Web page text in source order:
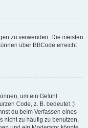
zu verwenden. Die meisten
über BBCode erreicht
um ein Gefühl
Code, z. B. bedeutet :)
du beim Verfassen eines
nicht zu häufig zu benutzen,